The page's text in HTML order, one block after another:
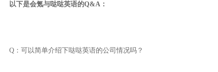
以下是会氪与哒哒英语的Q&A：
Q：可以简单介绍下哒哒英语的公司情况吗？